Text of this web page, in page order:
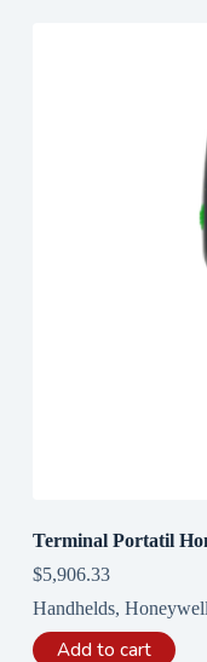
Terminal Portatil
$5,906.33
Handhelds, Honeywell
Add to cart